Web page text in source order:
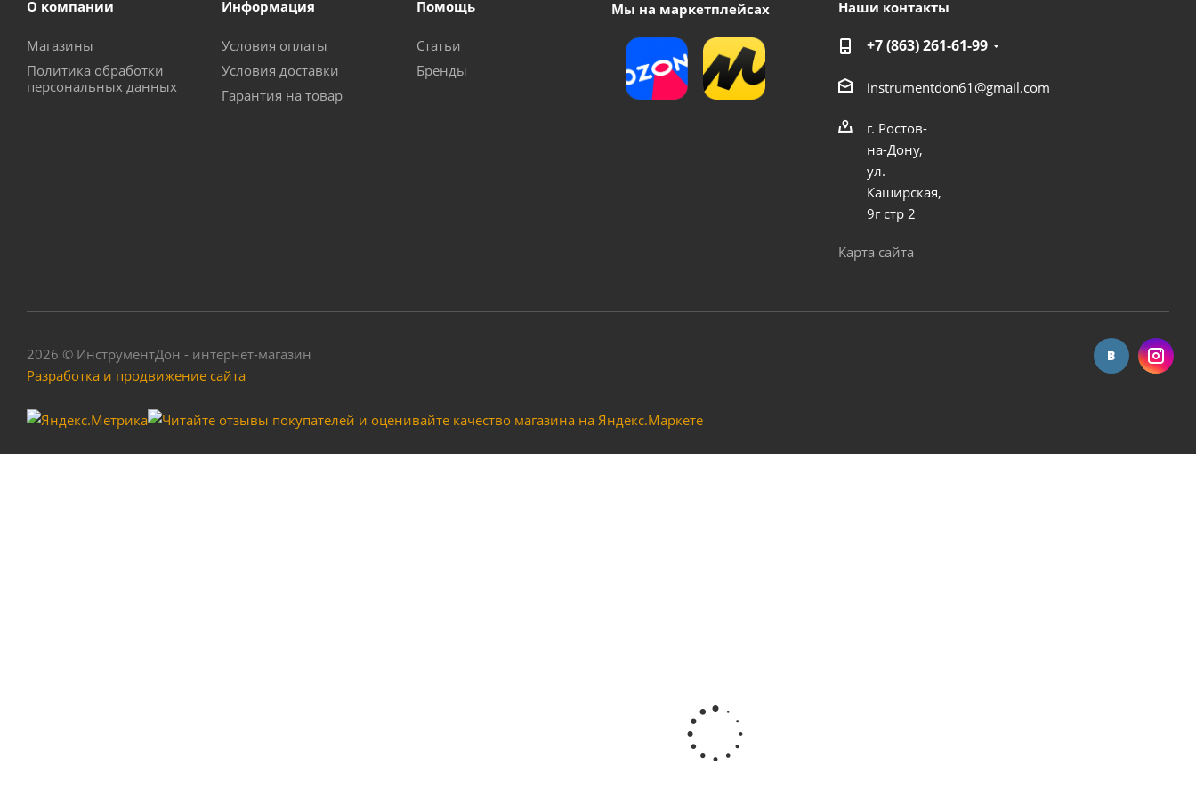
О компании
Магазины
Политика обработки
персональных данных
Информация
Условия оплаты
Условия доставки
Гарантия на товар
Помощь
Статьи
Бренды
Мы на маркетплейсах Наши контакты
+7 (863) 261-61-99
instrumentdon61@gmail.com
г. Ростов-
на-Дону,
ул.
Каширская,
9г стр 2
Карта сайта
2026 © ИнструментДон - интернет-магазин
Разработка и продвижение сайта